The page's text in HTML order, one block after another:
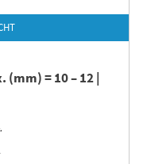
(mm) = 10 – 12 |